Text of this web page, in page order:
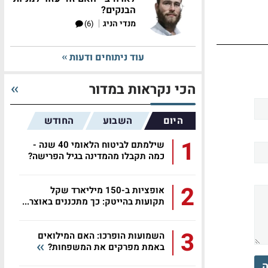
הבנקים?
מנדי הניג |
(6)
עוד ניתוחים ודעות
הכי נקראות במדור
היום השבוע החודש
1
שילמתם לביטוח הלאומי 40 שנה -
כמה תקבלו מהמדינה בגיל הפרישה?
2
אופציות ב-150 מיליארד שקל
תקועות בהייטק: כך מתכננים באוצר...
3
השמועות הופרכו: האם המילואים
באמת מפרקים את המשפחות?